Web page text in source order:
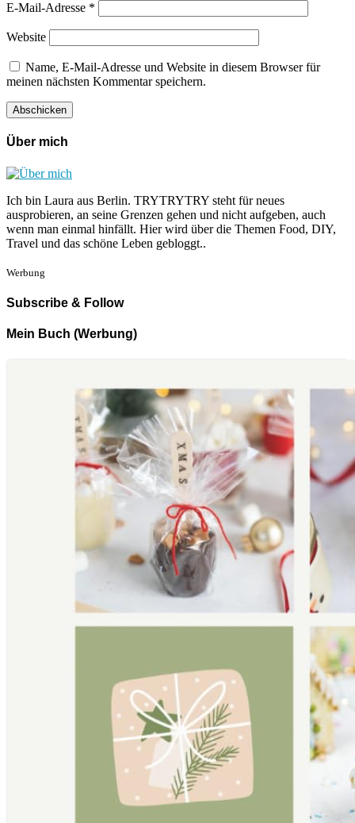
E-Mail-Adresse *
Website
Name, E-Mail-Adresse und Website in diesem Browser für
meinen nächsten Kommentar speichern.
Über mich
Ich bin Laura aus Berlin. TRYTRYTRY steht für neues
ausprobieren, an seine Grenzen gehen und nicht aufgeben, auch
wenn man einmal hinfällt. Hier wird über die Themen Food, DIY,
Travel und das schöne Leben gebloggt..
Werbung
Subscribe & Follow
Mein Buch (Werbung)